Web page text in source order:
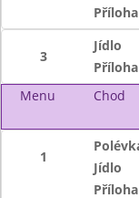
Příloha
3
Jídlo
Příloha
Menu
Chod
1
Jídlo
Příloha